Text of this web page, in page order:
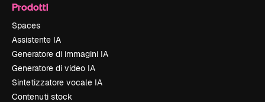
Prodotti
Spaces
Assistente IA
Generatore di immagini IA
Generatore di video IA
Sintetizzatore vocale IA
Contenuti stock